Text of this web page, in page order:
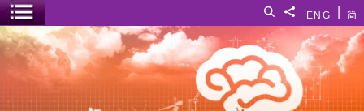
简
ENG
分享給
搜尋
選單開關
亞洲公益創投網絡年會2016